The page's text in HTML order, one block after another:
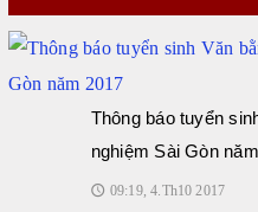
Thông báo tuyển
nghiệm Sài Gòn
🕔 09:19, 4.Th10 2017